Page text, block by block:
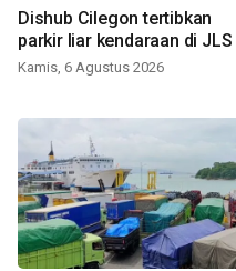
Dishub Cilegon tertibkan
parkir liar kendaraan di JLS
Kamis, 6 Agustus 2026